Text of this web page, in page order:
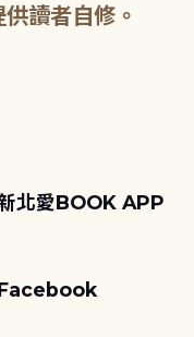
讀者自修。
北愛BOOK APP